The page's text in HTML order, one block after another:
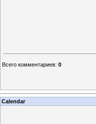
Всего комментариев: 0
Calendar